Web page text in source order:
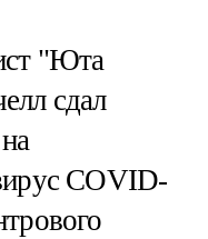
"Юта
сдал
COVID-